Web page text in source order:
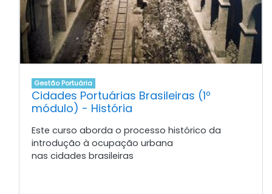
Gestão Portuária
Cidades Portuárias Brasileiras (1º
módulo) - História
Este curso aborda o processo histórico da
introdução à ocupação urbana
nas cidades brasileiras